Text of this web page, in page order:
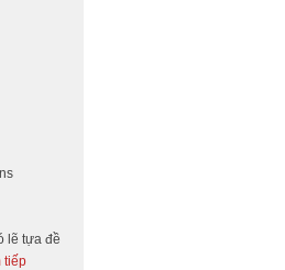
lẽ tựa đề
tiếp